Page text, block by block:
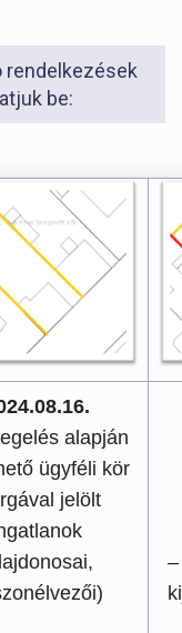
rendelkezések
be:
alapján
ügyféli kör
jelölt